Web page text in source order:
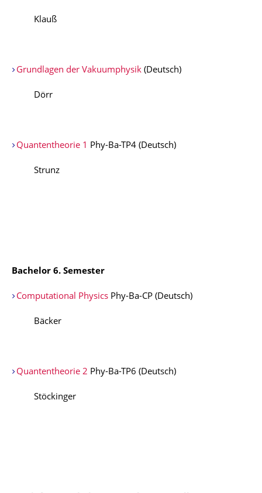
Klauß
Grundlagen der Vakuumphysik (Deutsch)
Dörr
Quantentheorie 1 Phy-Ba-TP4 (Deutsch)
Strunz
Bachelor 6. Semester
Computational Physics Phy-Ba-CP (Deutsch)
Bäcker
Quantentheorie 2 Phy-Ba-TP6 (Deutsch)
Stöckinger